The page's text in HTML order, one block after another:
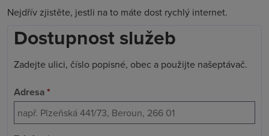
Nejdřív zjistěte, jestli na to máte dost rychlý internet.
Dostupnost služeb
Zadejte ulici, číslo popisné, obec a použijte našeptávač.
Adresa*